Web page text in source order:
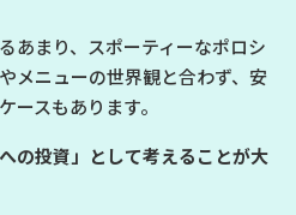
あまり、スポーティーなポロシ
メニューの世界観と合わず、安
ースもあります。
の投資」として考えることが大